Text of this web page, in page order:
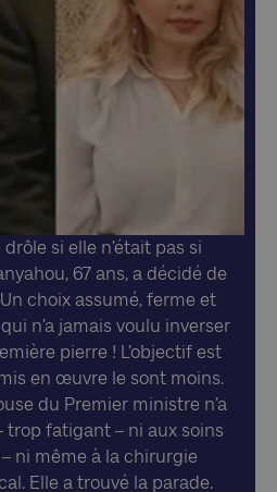
drôle si elle n’était pas si
67 ans, a décidé de
choix assumé, ferme et
n’a jamais voulu inverser
pierre ! L’objectif est
en œuvre le sont moins.
du Premier ministre n’a
trop fatigant – ni aux soins
ni même à la chirurgie
Elle a trouvé la parade.